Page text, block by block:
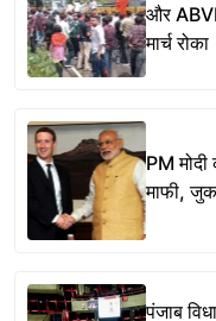
और
मार्च रोका
PM
माफी,
पंजाब